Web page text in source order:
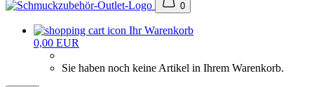
0
Ihr Warenkorb
0,00 EUR
Sie haben noch keine Artikel in Ihrem Warenkorb.